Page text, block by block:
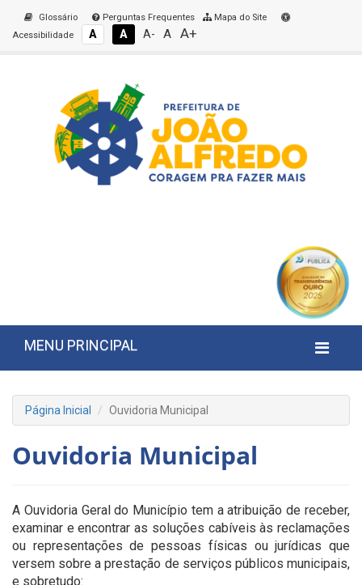
Glossário Perguntas Frequentes
Mapa do Site
Acessibilidade
A A A- A A+
MENU PRINCIPAL
Página Inicial Ouvidoria Municipal
Ouvidoria Municipal
A Ouvidoria Geral do Município tem a atribuição de receber,
examinar e encontrar as soluções cabíveis às reclamações
ou representações de pessoas físicas ou jurídicas que
versem sobre a prestação de serviços públicos municipais,
e sobretudo: